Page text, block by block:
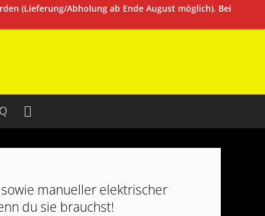
(Lieferung/Abholung ab Ende August möglich). Bei
manueller elektrischer
du sie brauchst!